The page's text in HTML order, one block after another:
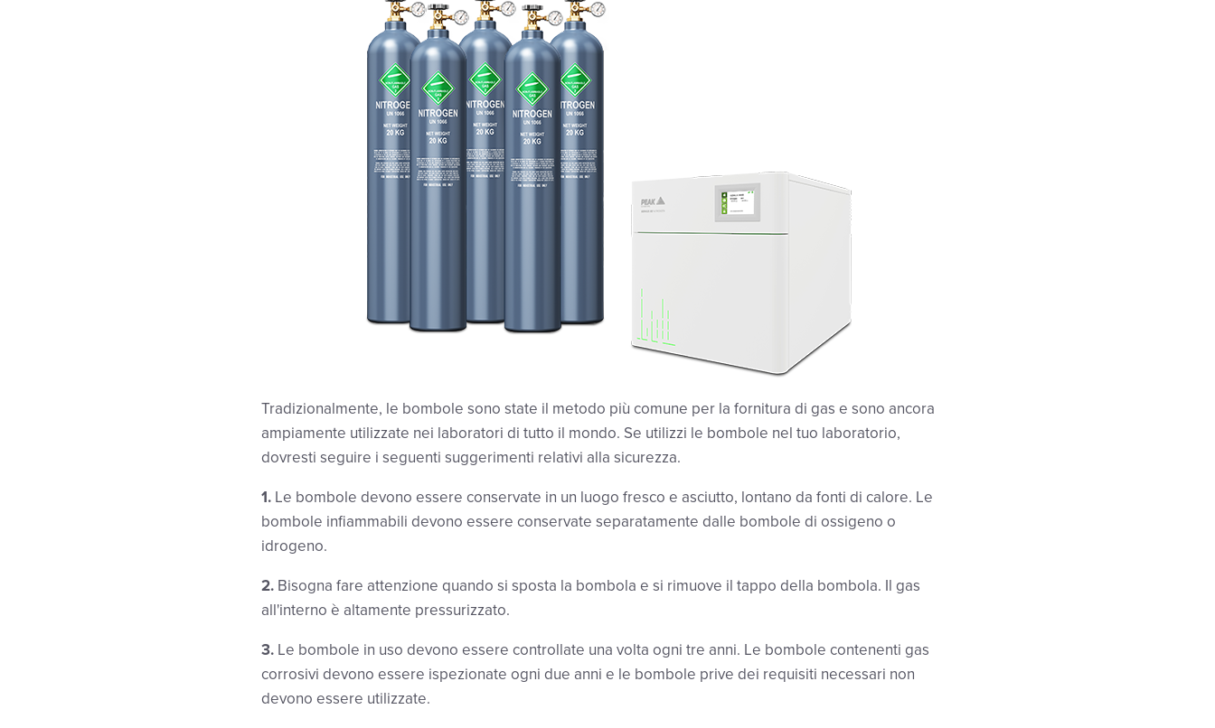
Tradizionalmente, le bombole sono state il metodo più comune per la fornitura di gas e sono ancora
ampiamente utilizzate nei laboratori di tutto il mondo. Se utilizzi le bombole nel tuo laboratorio,
dovresti seguire i seguenti suggerimenti relativi alla sicurezza.
1.Le bombole devono essere conservate in un luogo fresco e asciutto, lontano da fonti di calore. Le
bombole infiammabili devono essere conservate separatamente dalle bombole di ossigeno o
idrogeno.
2.Bisogna fare attenzione quando si sposta la bombola e si rimuove il tappo della bombola. Il gas
all'interno è altamente pressurizzato.
3.Le bombole in uso devono essere controllate una volta ogni tre anni. Le bombole contenenti gas
corrosivi devono essere ispezionate ogni due anni e le bombole prive dei requisiti necessari non
devono essere utilizzate.